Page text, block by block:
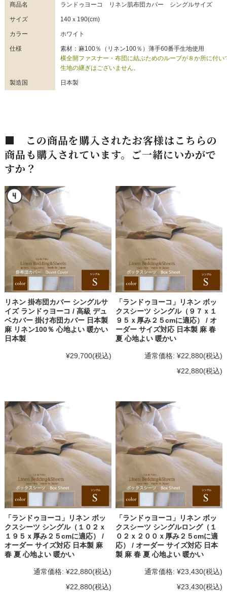
商品名 ランドゥヨーコ リネン肌布団カバー シングルサイズ
サイズ 140ｘ190(cm)
カラー ホワイト
仕様
素材：麻100％（リネン100％）薄手60番手生地使用
横全開ファスナー・布団に結ぶためのループが８か所に付い
生地の継ぎはございません。
製造国 日本製
■ この商品を購入されたお客様はこちらの
商品も購入されています。ご一緒にいかがで
すか？
リネン 掛布団カバー シングルサ
イズ ランドゥヨーコ / 高級 デュ
ベカバー 掛け布団カバー 日本製
麻 リネン100％ 心地よい 暖かい
日本製
¥29,700(税込)
「ランドゥヨーコ」リネン ボッ
クスシーツ シングル（９７ｘ１
９５ｘ厚み２５cmに適応） / オ
ーダー サイズ対応 日本製 麻 春
夏 心地よい 暖かい
通常価格: ¥22,880(税込)
¥22,880(税込)
「ランドゥヨーコ」リネン ボッ
クスシーツ シングル（１０２ｘ
１９５ｘ厚み２５cmに適応） /
オーダー サイズ対応 日本製 麻
春 夏 心地よい 暖かい
通常価格: ¥22,880(税込)
¥22,880(税込)
「ランドゥヨーコ」リネン ボッ
クスシーツ シングルロング（１
０２ｘ２００ｘ厚み２５cmに適
応） / オーダー サイズ対応 日本
製 麻 春 夏 心地よい 暖かい
通常価格: ¥23,430(税込)
¥23,430(税込)